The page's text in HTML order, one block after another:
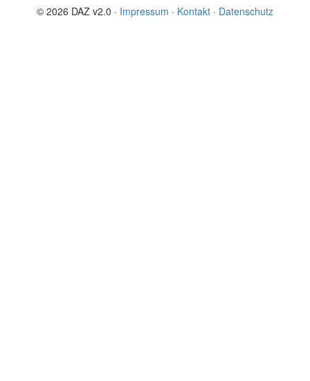
© 2026 DAZ v2.0 · Impressum · Kontakt · Datenschutz